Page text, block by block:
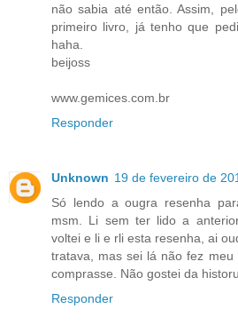
não sabia até então. Assim,
primeiro livro, já tenho que
haha.
beijoss
www.gemices.com.br
Responder
Unknown 19 de fevereiro de
Só lendo a ougra resenha
msm. Li sem ter lido a
voltei e li e rli esta resenha, ai
tratava, mas sei lá não fez
comprasse. Não gostei da
Responder